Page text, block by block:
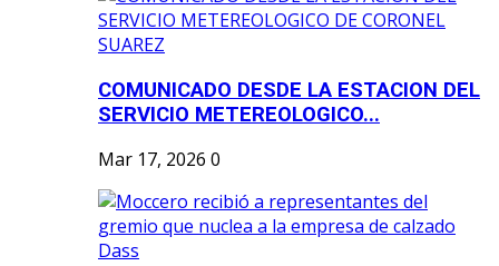
COMUNICADO DESDE LA ESTACION DEL
SERVICIO METEREOLOGICO...
Mar 17, 2026 0